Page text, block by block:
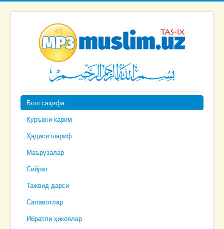
Бош саҳифа
Қуръони карим
Ҳадиси шариф
Маърузалар
Сийрат
Тажвид дарси
Салавотлар
Ибратли ҳикоялар